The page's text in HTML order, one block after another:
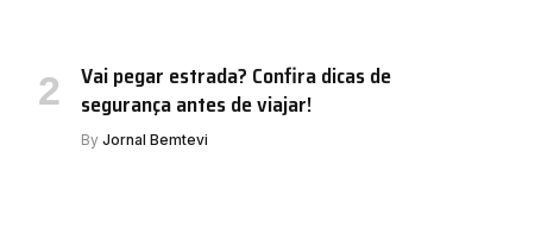
Vai pegar estrada? Confira dicas de
segurança antes de viajar!
By Jornal Bemtevi